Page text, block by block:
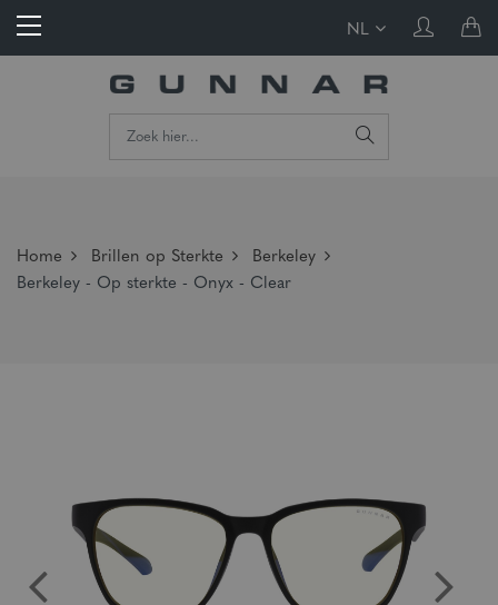
NL
Home Brillen op Sterkte
Berkeley
Berkeley - Op sterkte - Onyx - Clear